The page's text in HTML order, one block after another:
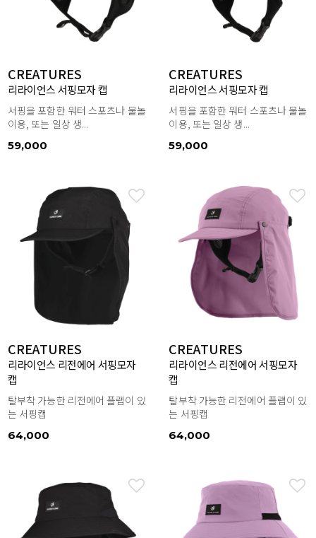
CREATURES
리라이언스 서핑모자 캡
서핑을 포함한 워터 스포츠나 물놀
이용, 또는 일상 생...
59,000
CREATURES
리라이언스 서핑모자 캡
서핑을 포함한 워터 스포츠나 물놀
이용, 또는 일상 생...
59,000
CREATURES
리라이언스 리전에어 서핑모자
캡
탈부착 가능한 리전에어 플랩이 있
는 서핑캡
64,000
CREATURES
리라이언스 리전에어 서핑모자
캡
탈부착 가능한 리전에어 플랩이 있
는 서핑캡
64,000